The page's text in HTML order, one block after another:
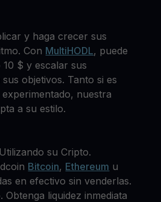
y haga crecer sus
Con MultiHODL, puede
$ y escalar sus
objetivos. Tanto si es
nuestra
a su estilo.
su Cripto.
Bitcoin, Ethereum u
en efectivo sin venderlas.
Obtenga liquidez inmediata